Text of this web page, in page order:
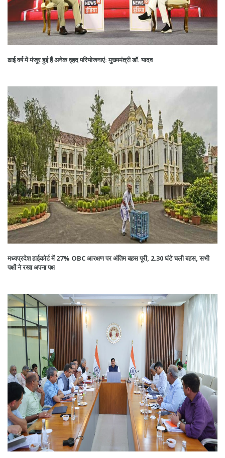
ढाई वर्ष में मंजूर हुई हैं अनेक वृहद परियोजनाएं: मुख्यमंत्री डॉ. यादव
मध्यप्रदेश हाईकोर्ट में 27% OBC आरक्षण पर अंतिम बहस पूरी, 2.30 घंटे चली बहस, सभी
पक्षों ने रखा अपना पक्ष